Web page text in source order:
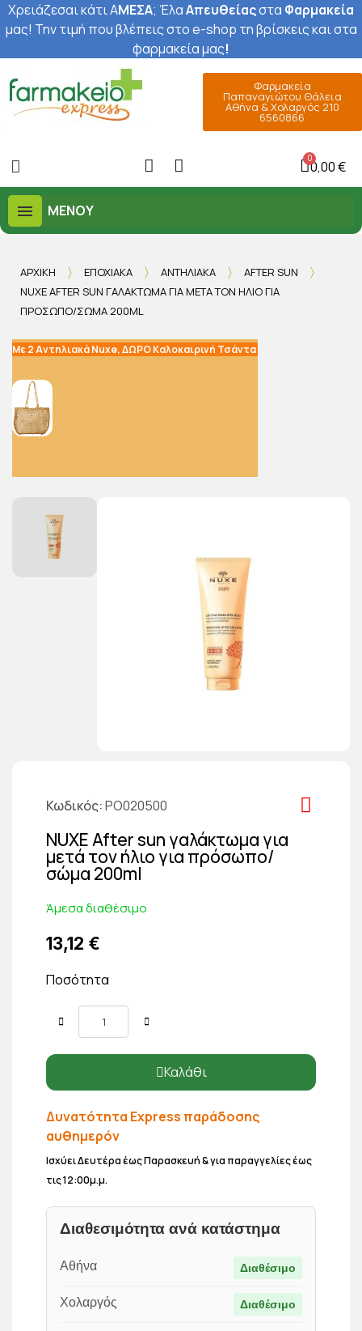
Χρειάζεσαι κάτι ΑΜΕΣΑ; ΈλαΑπευθείαςστα Φαρμακεία
μας! Την τιμή που βλέπεις στο e-shop τη βρίσκεις και στα
φαρμακεία μας!
Φαρμακεία
Παπαναγιώτου Θάλεια
Αθήνα & Χολαργός 210
6560866
0,00 €
ΜΕΝΟΎ
ΑΡΧΙΚΉ ΕΠΟΧΙΑΚΆ ΑΝΤΗΛΙΑΚΆ
AFTER SUN
NUXE AFTER SUN ΓΑΛΆΚΤΩΜΑ ΓΙΑ ΜΕΤΆ ΤΟΝ ΉΛΙΟ ΓΙΑ
ΠΡΌΣΩΠΟ/ΣΏΜΑ 200ML
Με 2 Αντηλιακά Nuxe, ΔΩΡΟ Καλοκαιρινή Τσάντα
Κωδικός PO020500
NUXE After sun γαλάκτωμα για
μετά τον ήλιο για πρόσωπο/
σώμα 200ml
Άμεσα διαθέσιμο
13,12 €
Ποσότητα
Καλάθι
Δυνατότητα Express παράδοσης
αυθημερόν
Ισχύει Δευτέρα έως Παρασκευή & για παραγγελίες έως
τις 12:00μ.μ.
Διαθεσιμότητα ανά κατάστημα
Αθήνα Διαθέσιμο
Χολαργός Διαθέσιμο